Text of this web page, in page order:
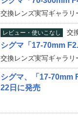
交換レンズ実写ギャラリ
レビュー・使いこなし 交
シグマ「17-70mm
交換レンズ実写ギャラリ
シグマ、「17-70mm
22日に発売